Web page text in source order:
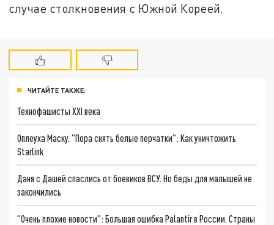
случае столкновения с Южной Кореей.
ЧИТАЙТЕ ТАКЖЕ:
Технофашисты XXI века
Оплеуха Маску. "Пора снять белые перчатки": Как уничтожить
Starlink
Даня с Дашей спаслись от боевиков ВСУ. Но беды для малышей не
закончились
"Очень плохие новости": Большая ошибка Palantir в России. Страны